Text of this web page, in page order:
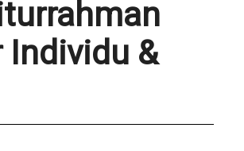
Individu &